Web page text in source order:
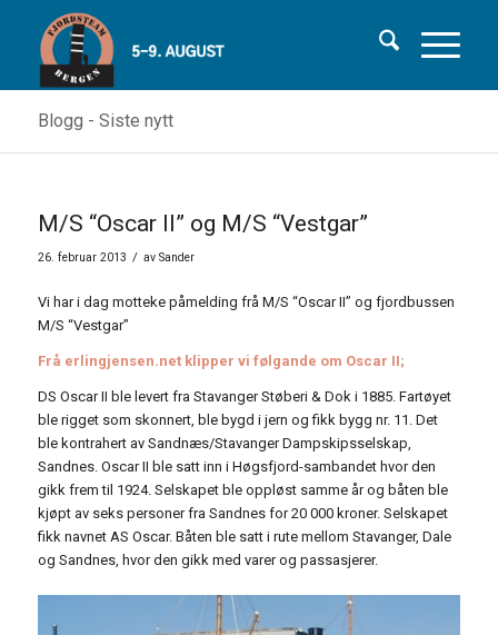
Blogg - Siste nytt
M/S “Oscar II” og M/S “Vestgar”
26. februar 2013 / av Sander
Vi har i dag motteke påmelding frå M/S “Oscar II” og fjordbussen
M/S “Vestgar”
Frå erlingjensen.net klipper vi følgande om Oscar II;
DS Oscar II ble levert fra Stavanger Støberi & Dok i 1885. Fartøyet
ble rigget som skonnert, ble bygd i jern og fikk bygg nr. 11. Det
ble kontrahert av Sandnæs/Stavanger Dampskipsselskap,
Sandnes. Oscar II ble satt inn i Høgsfjord-sambandet hvor den
gikk frem til 1924. Selskapet ble oppløst samme år og båten ble
kjøpt av seks personer fra Sandnes for 20 000 kroner. Selskapet
fikk navnet AS Oscar. Båten ble satt i rute mellom Stavanger, Dale
og Sandnes, hvor den gikk med varer og passasjerer.